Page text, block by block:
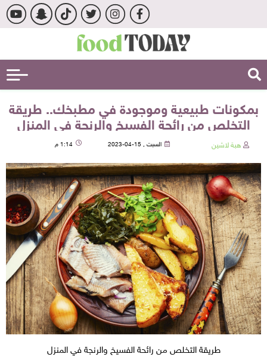
بمكونات طبيعية وموجودة في مطبخك.. طريقة
التخلص من رائحة الفسيخ والرنجة في المنزل
هبة لاشين السبت , 15-04-2023 1:14 م
طريقة التخلص من رائحة الفسيخ والرنجة في المنزل